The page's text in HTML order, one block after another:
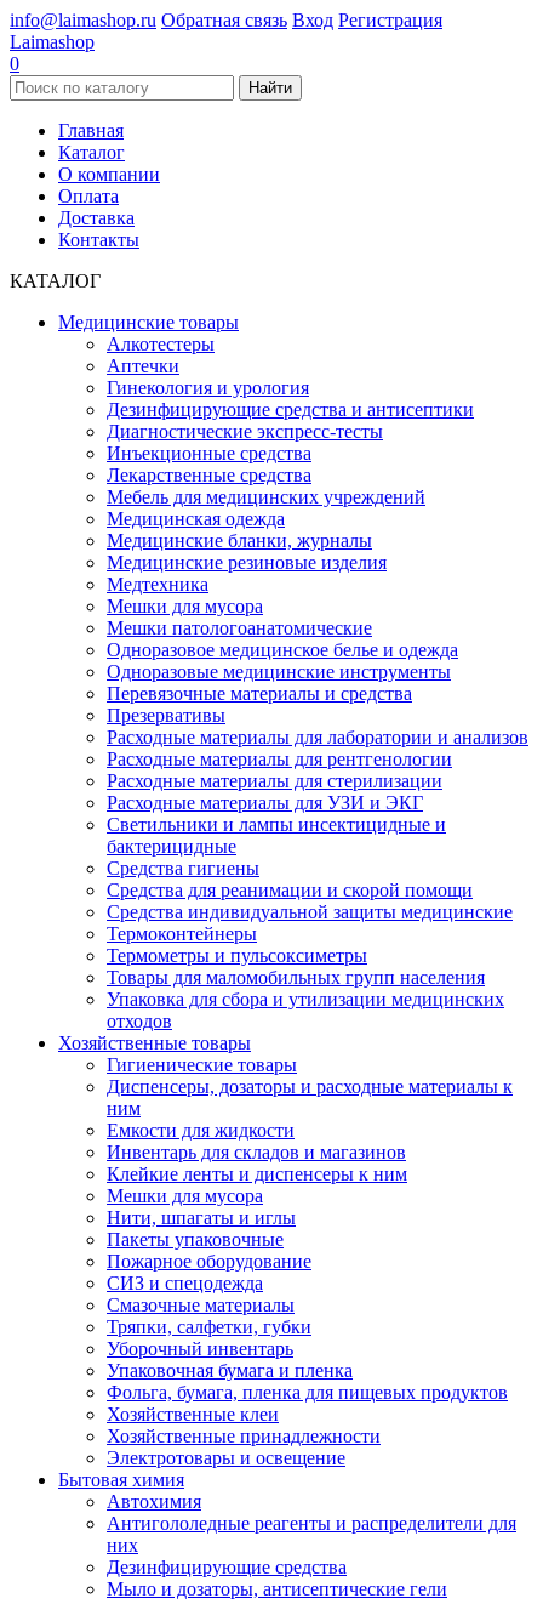
info@laimashop.ru Обратная связь Вход Регистрация
Laimashop
0
Найти
Главная
Каталог
О компании
Оплата
Доставка
Контакты
КАТАЛОГ
Медицинские товары
Алкотестеры
Аптечки
Гинекология и урология
Дезинфицирующие средства и антисептики
Диагностические экспресс-тесты
Инъекционные средства
Лекарственные средства
Мебель для медицинских учреждений
Медицинская одежда
Медицинские бланки, журналы
Медицинские резиновые изделия
Медтехника
Мешки для мусора
Мешки патологоанатомические
Одноразовое медицинское белье и одежда
Одноразовые медицинские инструменты
Перевязочные материалы и средства
Презервативы
Расходные материалы для лаборатории и анализов
Расходные материалы для рентгенологии
Расходные материалы для стерилизации
Расходные материалы для УЗИ и ЭКГ
Светильники и лампы инсектицидные и
бактерицидные
Средства гигиены
Средства для реанимации и скорой помощи
Средства индивидуальной защиты медицинские
Термоконтейнеры
Термометры и пульсоксиметры
Товары для маломобильных групп населения
Упаковка для сбора и утилизации медицинских
отходов
Хозяйственные товары
Гигиенические товары
Диспенсеры, дозаторы и расходные материалы к
ним
Емкости для жидкости
Инвентарь для складов и магазинов
Клейкие ленты и диспенсеры к ним
Мешки для мусора
Нити, шпагаты и иглы
Пакеты упаковочные
Пожарное оборудование
СИЗ и спецодежда
Смазочные материалы
Тряпки, салфетки, губки
Уборочный инвентарь
Упаковочная бумага и пленка
Фольга, бумага, пленка для пищевых продуктов
Хозяйственные клеи
Хозяйственные принадлежности
Электротовары и освещение
Бытовая химия
Автохимия
Антигололедные реагенты и распределители для
них
Дезинфицирующие средства
Мыло и дозаторы, антисептические гели